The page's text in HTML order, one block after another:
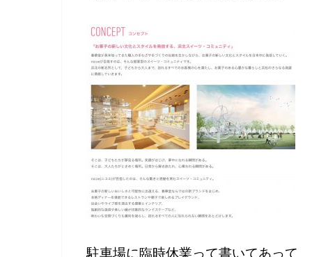
駐車場に臨時休業って書いてあって